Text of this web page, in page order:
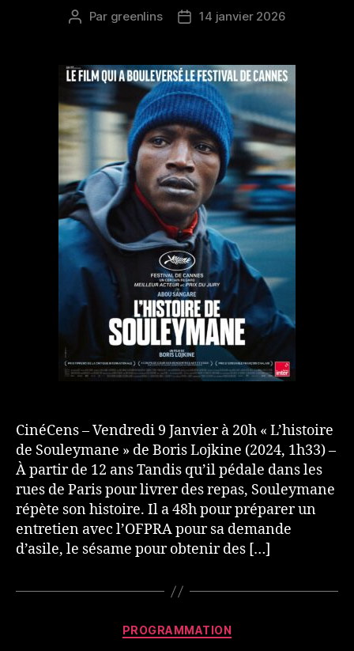
Auteur
Par greenlins
Date14 janvier 2026
CinéCens – Vendredi 9 Janvier à 20h « L’histoire
de Souleymane » de Boris Lojkine (2024, 1h33) –
À partir de 12 ans Tandis qu’il pédale dans les
rues de Paris pour livrer des repas, Souleymane
répète son histoire. Il a 48h pour préparer un
entretien avec l’OFPRA pour sa demande
d’asile, le sésame pour obtenir des […]
Catégories
PROGRAMMATION